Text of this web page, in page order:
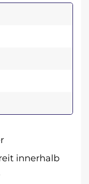
innerhalb